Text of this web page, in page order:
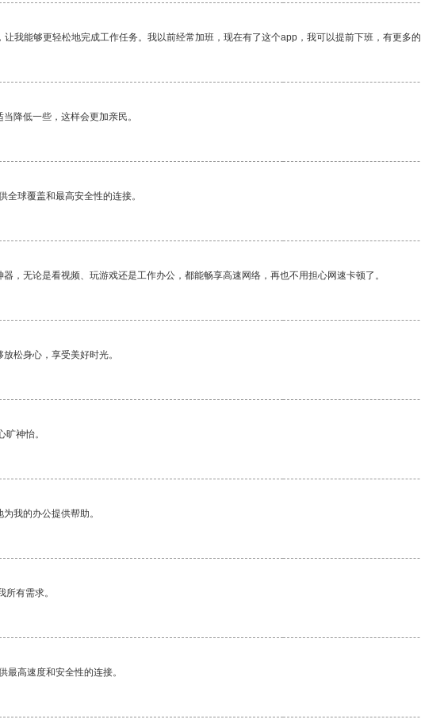
我能够更轻松地完成工作任务。我以前经常加班，现在有了这个app，我可以提前下班，有更多的
降低一些，这样会更加亲民。
全球覆盖和最高安全性的连接。
，无论是看视频、玩游戏还是工作办公，都能畅享高速网络，再也不用担心网速卡顿了。
松身心，享受美好时光。
神怡。
我的办公提供帮助。
有需求。
最高速度和安全性的连接。